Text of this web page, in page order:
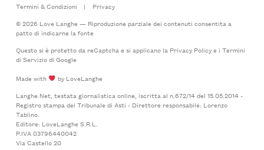
Termini & Condizioni |
Privacy
© 2026 Love Langhe — Riproduzione parziale dei contenuti consentita a
patto di indicarne la fonte
Questo si è protetto da reCaptcha e si applicano la Privacy Policye i Termini
di Serviziodi Google
Made with
by LoveLanghe
Langhe.Net, testata giornalistica online, iscritta al n.672/14 del 15.05.2014 -
Registro stampa del Tribunale di Asti - Direttore responsabile: Lorenzo
Tablino.
Editore: LoveLanghe S.R.L.
P.IVA 03796440042
Via Castello 20